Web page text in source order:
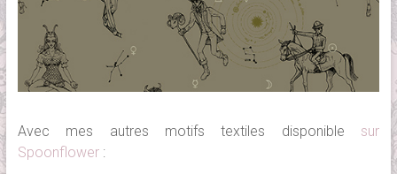
Avec mes autres motifs textiles disponible sur
Spoonflower: